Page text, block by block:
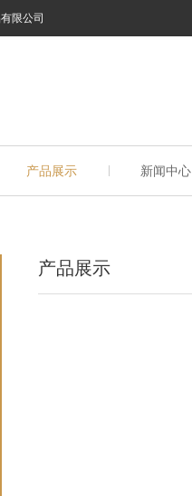
限公司
产品展示 新闻中心
产品展示